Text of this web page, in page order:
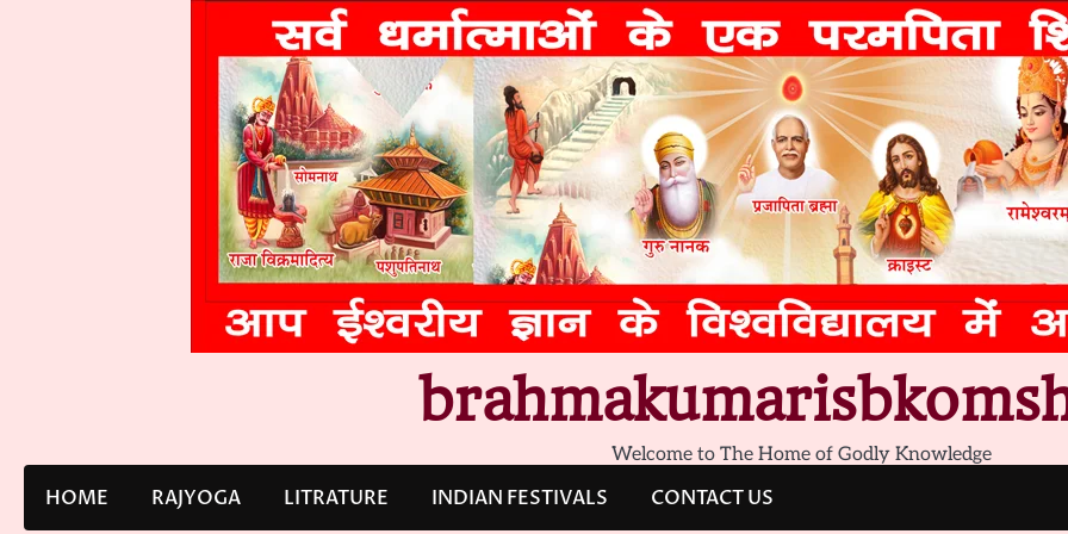
Welcome to The Home of Godly Knowledge
HOME RAJYOGA LITRATURE INDIAN FESTIVALS CONTACT US